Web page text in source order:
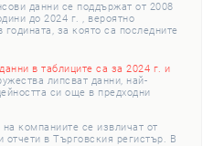
данни се поддържат от 2008
до 2024 г. , вероятно
за която са последните
в таблиците са за 2024 г. и
липсват данни, най-
си още в предходни
компаниите се извличат от
отчети в Търговския регистър. В